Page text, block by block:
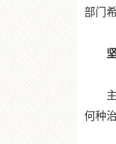
部门
坚
主持
何种